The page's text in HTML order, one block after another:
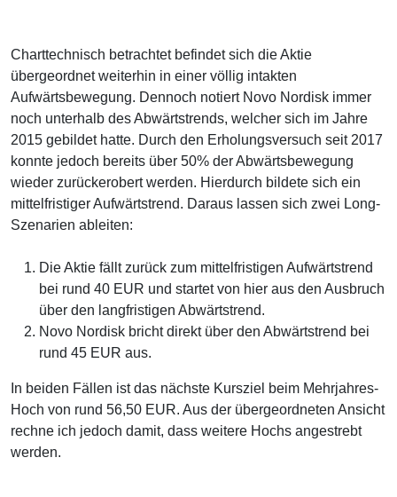
Charttechnisch betrachtet befindet sich die Aktie
übergeordnet weiterhin in einer völlig intakten
Aufwärtsbewegung. Dennoch notiert Novo Nordisk immer
noch unterhalb des Abwärtstrends, welcher sich im Jahre
2015 gebildet hatte. Durch den Erholungsversuch seit 2017
konnte jedoch bereits über 50% der Abwärtsbewegung
wieder zurückerobert werden. Hierdurch bildete sich ein
mittelfristiger Aufwärtstrend. Daraus lassen sich zwei Long-
Szenarien ableiten:
Die Aktie fällt zurück zum mittelfristigen Aufwärtstrend
bei rund 40 EUR und startet von hier aus den Ausbruch
über den langfristigen Abwärtstrend.
Novo Nordisk bricht direkt über den Abwärtstrend bei
rund 45 EUR aus.
In beiden Fällen ist das nächste Kursziel beim Mehrjahres-
Hoch von rund 56,50 EUR. Aus der übergeordneten Ansicht
rechne ich jedoch damit, dass weitere Hochs angestrebt
werden.